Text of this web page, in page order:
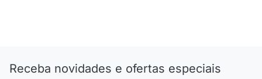
Receba novidades e ofertas especiais